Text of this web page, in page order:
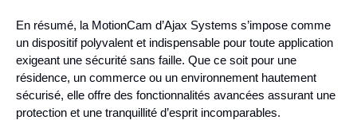
En résumé, la MotionCam d’Ajax Systems s’impose comme
un dispositif polyvalent et indispensable pour toute application
exigeant une sécurité sans faille. Que ce soit pour une
résidence, un commerce ou un environnement hautement
sécurisé, elle offre des fonctionnalités avancées assurant une
protection et une tranquillité d’esprit incomparables.